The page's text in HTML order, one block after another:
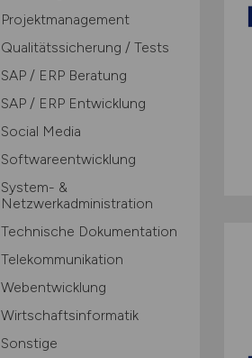
Projektmanagement
Qualitätssicherung / Tests
SAP / ERP Beratung
SAP / ERP Entwicklung
Social Media
Softwareentwicklung
System- &
Netzwerkadministration
Technische Dokumentation
Telekommunikation
Webentwicklung
Wirtschaftsinformatik
Sonstige